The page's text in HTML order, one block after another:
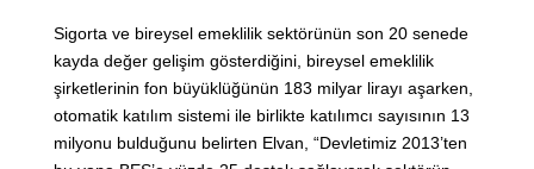
Sigorta ve bireysel emeklilik sektörünün son 20 senede
kayda değer gelişim gösterdiğini, bireysel emeklilik
şirketlerinin fon büyüklüğünün 183 milyar lirayı aşarken,
otomatik katılım sistemi ile birlikte katılımcı sayısının 13
milyonu bulduğunu belirten Elvan, “Devletimiz 2013’ten